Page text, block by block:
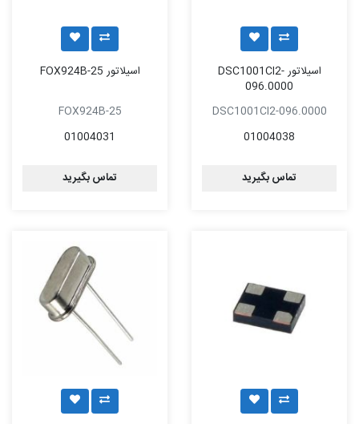
اسیلاتور DSC1001CI2-
096.0000
DSC1001CI2-096.0000
01004038
تماس بگیرید
اسیلاتور FOX924B-25
FOX924B-25
01004031
تماس بگیرید